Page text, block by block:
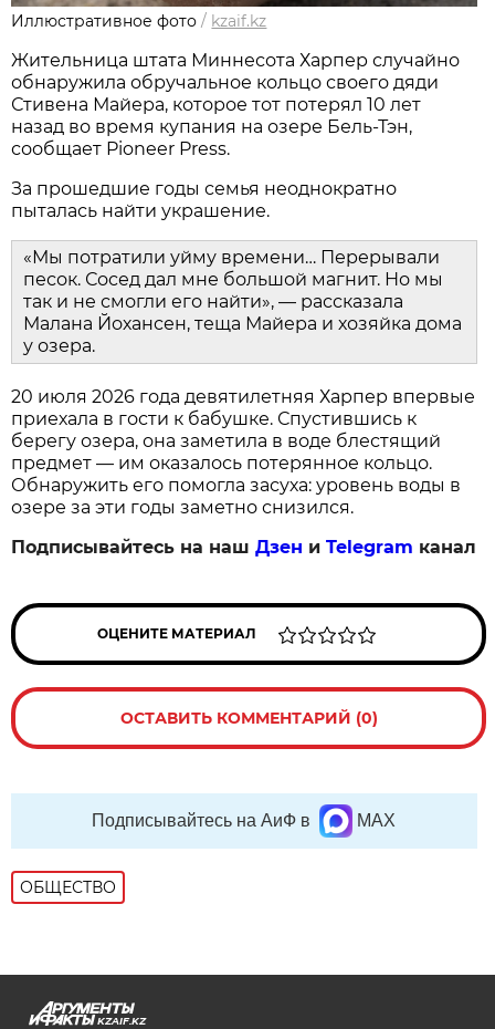
Иллюстративное фото / kzaif.kz
Жительница штата Миннесота Харпер случайно
обнаружила обручальное кольцо своего дяди
Стивена Майера, которое тот потерял 10 лет
назад во время купания на озере Бель-Тэн,
сообщает Pioneer Press.
За прошедшие годы семья неоднократно
пыталась найти украшение.
«Мы потратили уйму времени… Перерывали
песок. Сосед дал мне большой магнит. Но мы
так и не смогли его найти», — рассказала
Малана Йохансен, теща Майера и хозяйка дома
у озера.
20 июля 2026 года девятилетняя Харпер впервые
приехала в гости к бабушке. Спустившись к
берегу озера, она заметила в воде блестящий
предмет — им оказалось потерянное кольцо.
Обнаружить его помогла засуха: уровень воды в
озере за эти годы заметно снизился.
Подписывайтесь на нашДзен иTelegram канал
ОЦЕНИТЕ МАТЕРИАЛ
ОСТАВИТЬ КОММЕНТАРИЙ (0)
Подписывайтесь на АиФ в MAX
ОБЩЕСТВО
KZAIF.KZ